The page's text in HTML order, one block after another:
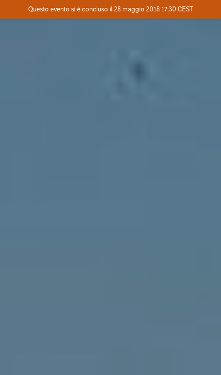
Dove
Questo evento si è concluso il 28 maggio 2018 17:30 CEST